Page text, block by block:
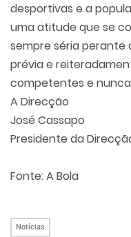
desportivas e a
uma atitude que se
sempre séria perante
prévia e
competentes e
A Direcção
José Cassapo
Presidente da
Fonte: A Bola
Notícias